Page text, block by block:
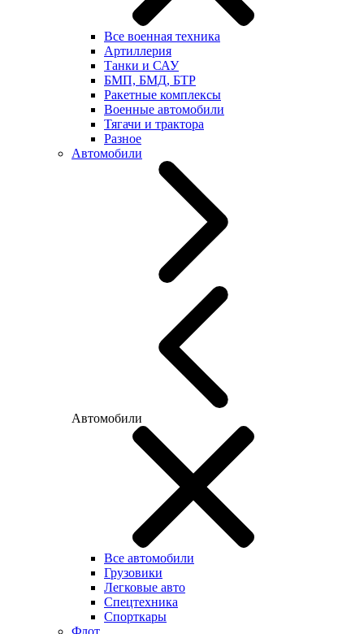
Все военная техника
Артиллерия
Танки и САУ
БМП, БМД, БТР
Ракетные комплексы
Военные автомобили
Тягачи и трактора
Разное
Автомобили
Автомобили
Все автомобили
Грузовики
Легковые авто
Спецтехника
Спорткары
Флот